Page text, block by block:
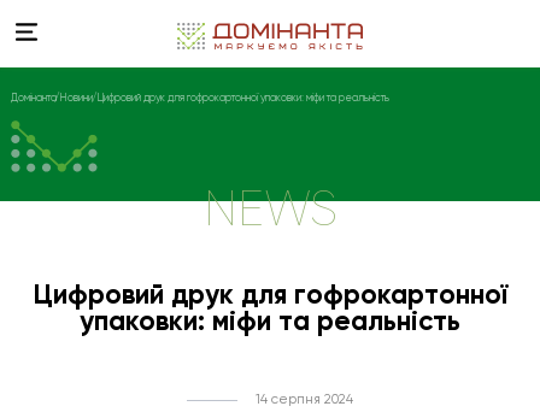
Домінанта Новини Цифровий друк для гофрокартонної упаковки: міфи та реальність
NEWS
Цифровий друк для гофрокартонної
упаковки: міфи та реальність
14 серпня 2024